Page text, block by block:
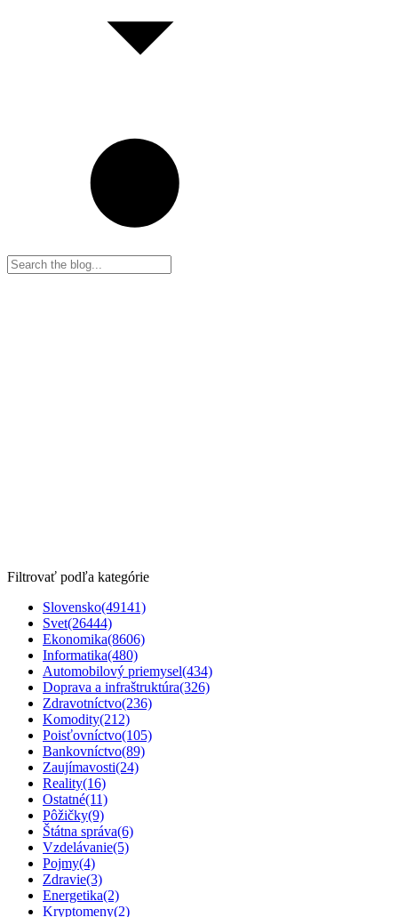
Filtrovať podľa kategórie
Slovensko(49141)
Svet(26444)
Ekonomika(8606)
Informatika(480)
Automobilový priemysel(434)
Doprava a infraštruktúra(326)
Zdravotníctvo(236)
Komodity(212)
Poisťovníctvo(105)
Bankovníctvo(89)
Zaujímavosti(24)
Reality(16)
Ostatné(11)
Pôžičky(9)
Štátna správa(6)
Vzdelávanie(5)
Pojmy(4)
Zdravie(3)
Energetika(2)
Kryptomeny(2)